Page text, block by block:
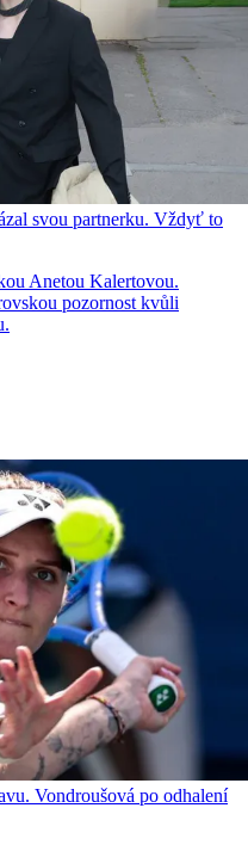
svou partnerku. Vždyť to
Anetou Kalertovou.
pozornost kvůli
Vondroušová po odhalení